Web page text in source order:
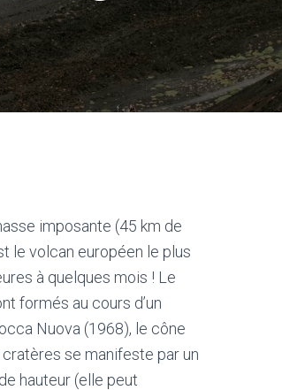
imposante (45 km de
le volcan européen le plus
à quelques mois ! Le
formés au cours d’un
Nuova (1968), le cône
se manifeste par un
hauteur (elle peut